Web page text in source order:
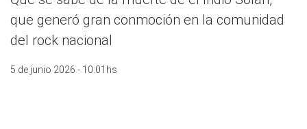
que generó gran conmoción en la comunidad
del rock nacional
5 de junio 2026 - 10:01hs